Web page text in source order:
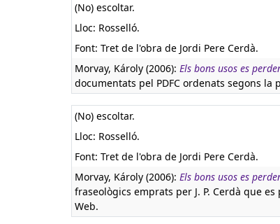
(No) escoltar.
Lloc: Rosselló.
Font: Tret de l'obra de Jordi Pere Cerdà.
Morvay, Károly (2006): Els bons usos es
documentats pel PDFC ordenats segons
(No) escoltar.
Lloc: Rosselló.
Font: Tret de l'obra de Jordi Pere Cerdà.
Morvay, Károly (2006): Els bons usos es
fraseològics emprats per J. P. Cerdà que
Web.